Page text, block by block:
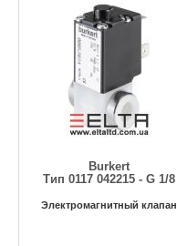
Burkert
Тип 0117 042215 - G 1/8
Электромагнитный клапан